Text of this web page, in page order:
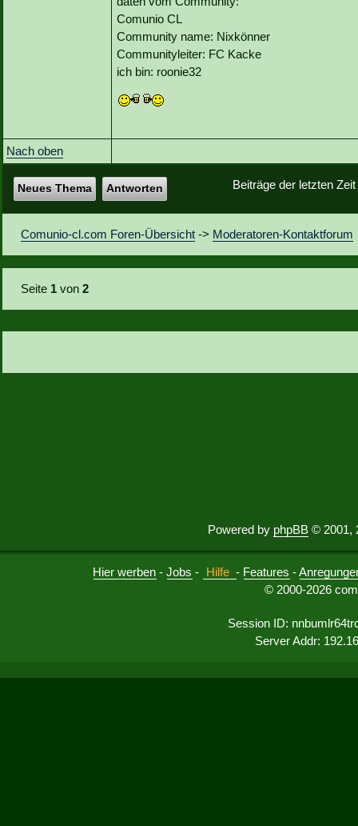
Comunio CL
Community name: Nixkönner
Communityleiter: FC Kacke
ich bin: roonie32
Nach oben
Beiträge der letzten
Neues Thema Antworten
Comunio-cl.com Foren-Übersicht -> Moderatoren-Kontaktforum
Seite 1 von2
Powered by phpBB © 2001,
Hier werben -Jobs - Hilfe - Features -
© 2000-2026
Session ID:
Server Addr: